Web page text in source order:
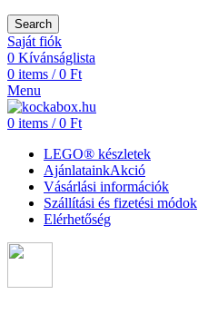
Search
Saját fiók
0 Kívánságlista
0 items / 0 Ft
Menu
0 items / 0 Ft
LEGO® készletek
AjánlatainkAkció
Vásárlási információk
Szállítási és fizetési módok
Elérhetőség